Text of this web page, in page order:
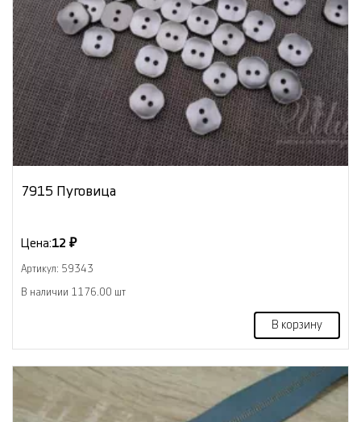
7915 Пуговица
Цена:12 ₽
Артикул: 59343
В наличии 1176.00 шт
В корзину